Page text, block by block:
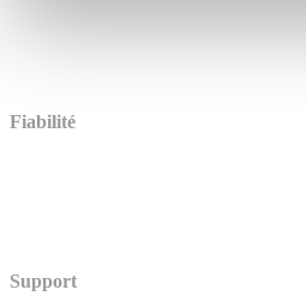
Fiabilité
Support